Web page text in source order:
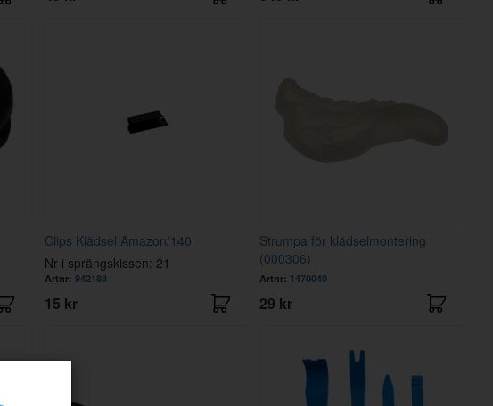
Clips Klädsel Amazon/140
Nr i sprängskissen: 21
Artnr: 942188
15 kr
Strumpa för klädselmontering
(000306)
Artnr: 1470040
29 kr